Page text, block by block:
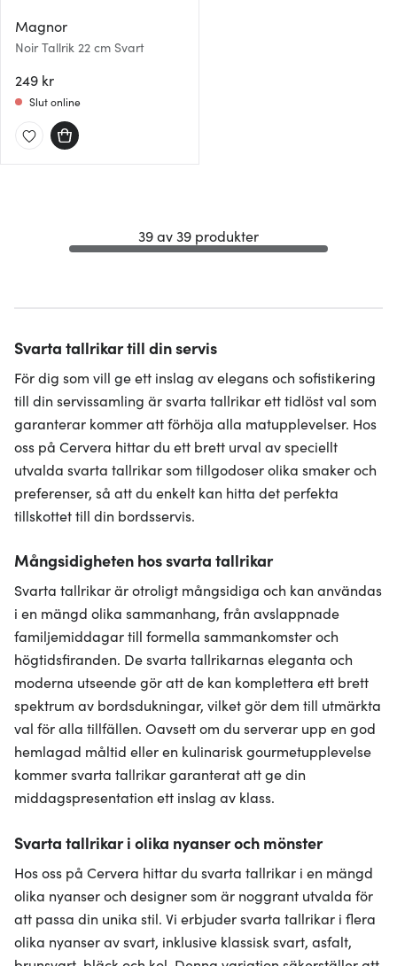
Magnor
Noir Tallrik 22 cm Svart
249 kr
Slut online
39 av 39 produkter
Svarta tallrikar till din servis
För dig som vill ge ett inslag av elegans och sofistikering
till din servissamling är svarta tallrikar ett tidlöst val som
garanterar kommer att förhöja alla matupplevelser. Hos
oss på Cervera hittar du ett brett urval av speciellt
utvalda svarta tallrikar som tillgodoser olika smaker och
preferenser, så att du enkelt kan hitta det perfekta
tillskottet till din bordsservis.
Mångsidigheten hos svarta tallrikar
Svarta tallrikar är otroligt mångsidiga och kan användas
i en mängd olika sammanhang, från avslappnade
familjemiddagar till formella sammankomster och
högtidsfiranden. De svarta tallrikarnas eleganta och
moderna utseende gör att de kan komplettera ett brett
spektrum av bordsdukningar, vilket gör dem till utmärkta
val för alla tillfällen. Oavsett om du serverar upp en god
hemlagad måltid eller en kulinarisk gourmetupplevelse
kommer svarta tallrikar garanterat att ge din
middagspresentation ett inslag av klass.
Svarta tallrikar i olika nyanser och mönster
Hos oss på Cervera hittar du svarta tallrikar i en mängd
olika nyanser och designer som är noggrant utvalda för
att passa din unika stil. Vi erbjuder svarta tallrikar i flera
olika nyanser av svart, inklusive klassisk svart, asfalt,